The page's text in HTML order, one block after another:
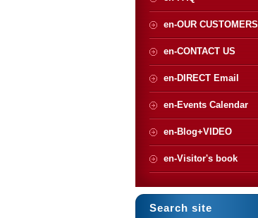
en-OUR CUSTOMERS
en-CONTACT US
en-DIRECT Email
en-Events Calendar
en-Blog+VIDEO
en-Visitor's book
Search site